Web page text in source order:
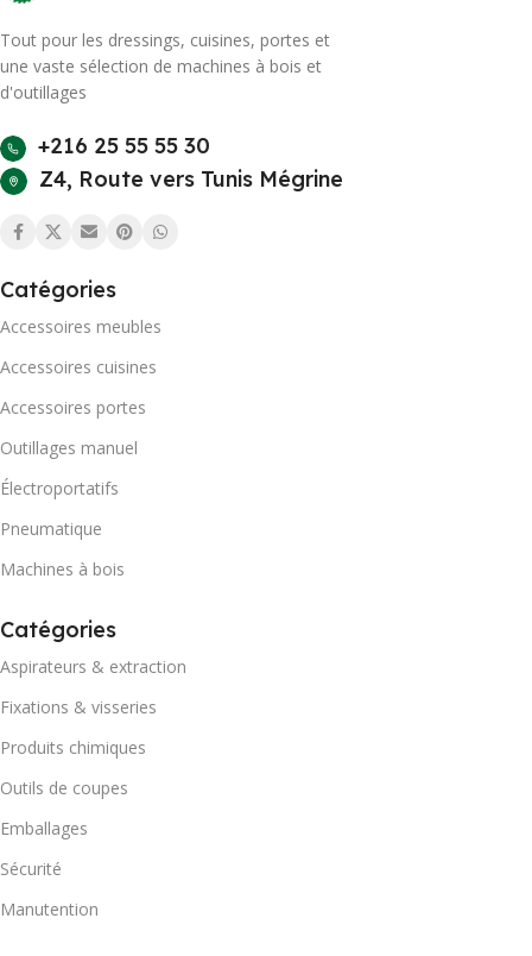
Tout pour les dressings, cuisines, portes et
une vaste sélection de machines à bois et
d'outillages
+216 25 55 55 30
Z4, Route vers Tunis Mégrine
Catégories
Accessoires meubles
Accessoires cuisines
Accessoires portes
Outillages manuel
Électroportatifs
Pneumatique
Machines à bois
Catégories
Aspirateurs & extraction
Fixations & visseries
Produits chimiques
Outils de coupes
Emballages
Sécurité
Manutention